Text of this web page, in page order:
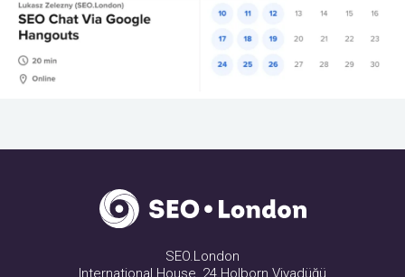
SEO.London
International House, 24 Holborn Viyadüğü